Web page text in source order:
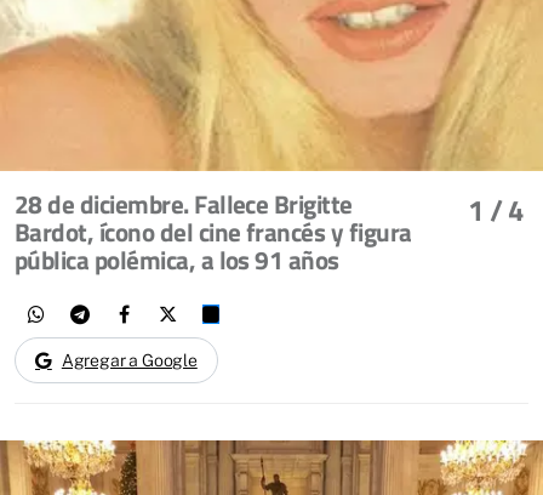
1 / 4
28 de diciembre. Fallece Brigitte
Bardot, ícono del cine francés y figura
pública polémica, a los 91 años
Agregar a Google